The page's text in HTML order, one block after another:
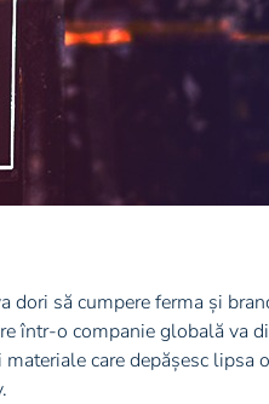
dori să cumpere ferma și
într-o companie globală va
care depășesc lipsa